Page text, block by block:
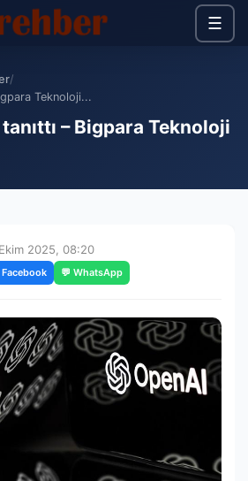
☰
/
Teknoloji...
tanıttı – Bigpara Teknoloji
2025, 08:20
💬 WhatsApp